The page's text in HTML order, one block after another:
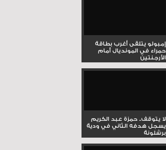
إمبولو يتلقى أغرب بطاقة
حمراء في المونديال أمام
الأرجنتين
لا يتوقف.. حمزة عبد الكريم
يسجل هدفه الثاني في ودية
برشلونة